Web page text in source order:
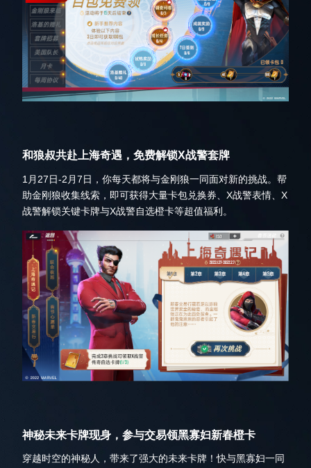
和狼叔共赴上海奇遇，免费解锁X战警套牌
1月27日-2月7日，你每天都将与金刚狼一同面对新的挑战。帮
助金刚狼收集线索，即可获得大量卡包兑换券、X战警表情、X
战警解锁关键卡牌与X战警自选橙卡等超值福利。
神秘未来卡牌现身，参与交易领黑寡妇新春橙卡
穿越时空的神秘人，带来了强大的未来卡牌！快与黑寡妇一同